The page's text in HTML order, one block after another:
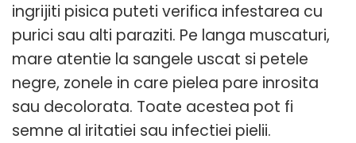
ingrijiti pisica puteti verifica infestarea cu
purici sau alti paraziti. Pe langa muscaturi,
mare atentie la sangele uscat si petele
negre, zonele in care pielea pare inrosita
sau decolorata. Toate acestea pot fi
semne al iritatiei sau infectiei pielii.